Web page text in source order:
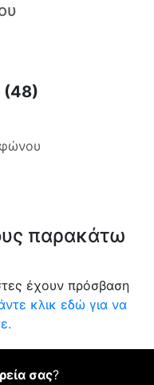
(48)
παρακάτω
έχουν πρόσβαση
κλικ εδώ για να
σας?